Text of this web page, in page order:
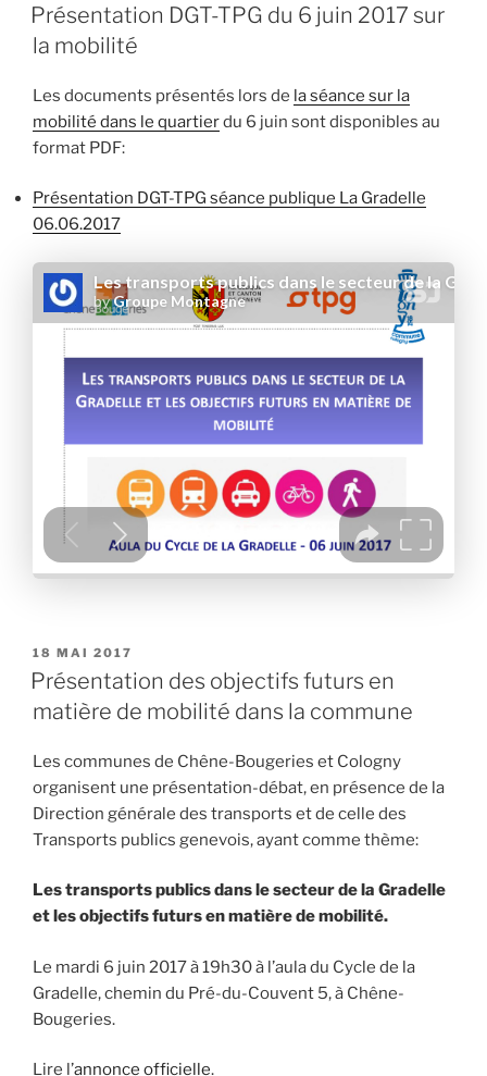
LE
Présentation DGT-TPG du 6 juin 2017 sur
la mobilité
Les documents présentés lors de la séance sur la
mobilité dans le quartierdu 6 juin sont disponibles au
format PDF:
Présentation DGT-TPG séance publique La Gradelle
06.06.2017
PUBLIÉ
LE
18 MAI 2017
Présentation des objectifs futurs en
matière de mobilité dans la commune
Les communes de Chêne-Bougeries et Cologny
organisent une présentation-débat, en présence de la
Direction générale des transports et de celle des
Transports publics genevois, ayant comme thème:
Les transports publics dans le secteur de la Gradelle
et les objectifs futurs en matière de mobilité.
Le mardi 6 juin 2017 à 19h30 à l’aula du Cycle de la
Gradelle, chemin du Pré-du-Couvent 5, à Chêne-
Bougeries.
Lire l’annonce officielle.